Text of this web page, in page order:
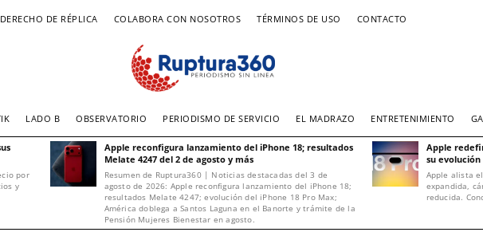
DERECHO DE RÉPLICA COLABORA CON NOSOTROS TÉRMINOS DE USO CONTACTO
LADO B OBSERVATORIO PERIODISMO DE SERVICIO EL MADRAZO ENTRETENIMIENTO
por
y
Apple reconfigura lanzamiento del iPhone 18; resultados
Melate 4247 del 2 de agosto y más
Resumen de Ruptura360 | Noticias destacadas del 3 de
agosto de 2026: Apple reconfigura lanzamiento del iPhone 18;
resultados Melate 4247; evolución del iPhone 18 Pro Max;
América doblega a Santos Laguna en el Banorte y trámite de la
Pensión Mujeres Bienestar en agosto.
Apple
su evolución
Apple alista
expandida,
reducida.